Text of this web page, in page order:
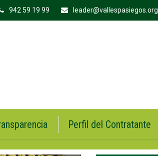
942 59 19 99 leader@vallespasiegos.org
Perfil del Contratante